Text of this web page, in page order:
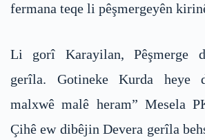
fermana teqe li pêşmergeyên
Li gorî Karayilan, Pêşmerge
gerîla. Gotineke Kurda heye
malxwê malê heram” Mesela
Çihê ew dibêjin Devera gerîla